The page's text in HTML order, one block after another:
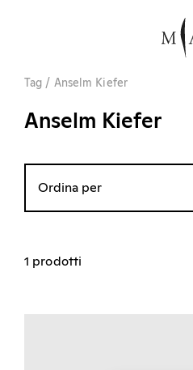
Tag / Anselm Kiefer
Anselm Kiefer
Ordina per
1 prodotti